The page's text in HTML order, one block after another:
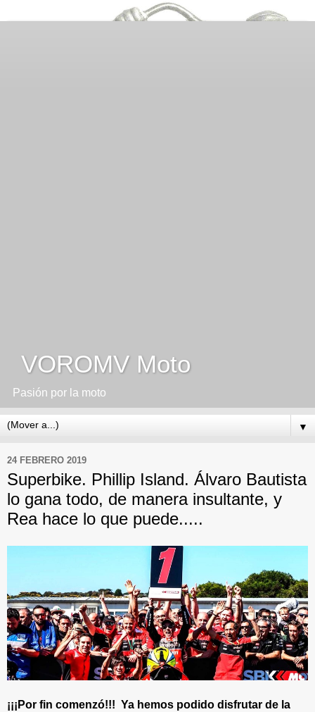
VOROMV Moto
Pasión por la moto
▼
24 FEBRERO 2019
Superbike. Phillip Island. Álvaro Bautista
lo gana todo, de manera insultante, y
Rea hace lo que puede.....
¡¡¡Por fin comenzó!!! Ya hemos podido disfrutar de la